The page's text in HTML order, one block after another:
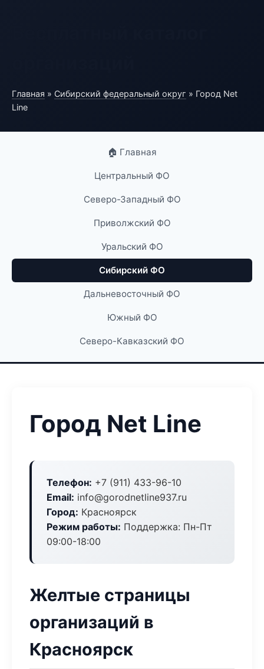
Главная » Сибирский федеральный округ » Город Net
Line
🏠 Главная
Центральный ФО
Северо-Западный ФО
Приволжский ФО
Уральский ФО
Сибирский ФО
Дальневосточный ФО
Южный ФО
Северо-Кавказский ФО
Город Net Line
Телефон: +7 (911) 433-96-10
Email: info@gorodnetline937.ru
Город: Красноярск
Режим работы: Поддержка: Пн-Пт
09:00-18:00
Желтые страницы
организаций в
Красноярск